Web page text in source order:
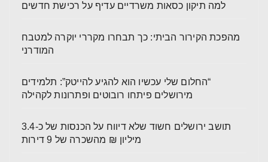
למה תיקון כסאות משרדיים עדיף על רכישת חדשים
מהפכת הקירור הביתי: כך תבחרו מקררי יוקרה למטבח
המודרני
“החלום שלי עכשיו הוא להגיע להייטק”: תלמידים
מירושלים פיתחו רובוטים ופתרונות לקהילה
תושב ירושלים חשוד שלא דיווח על הכנסות של כ-3.4
מיליון ₪ מהשכרה של 9 דירות